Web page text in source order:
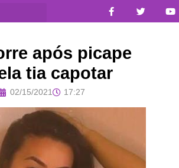
após picape
tia capotar
02/15/2021 17:27